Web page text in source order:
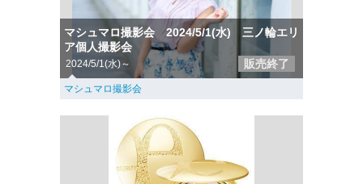
マシュマロ撮影会 2024/5/1(水) 三ノ輪エリ
ア個人撮影会
2024/5/1(水)～ 販売終了
マシュマロ撮影会